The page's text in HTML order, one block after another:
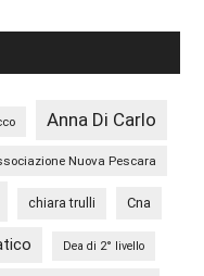
Anna Di Carlo
Nuova Pescara
chiara trulli Cna
Dea di 2° livello